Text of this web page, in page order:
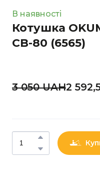
В наявності
Котушка
CB-80 (6565)
3 050 UAН2